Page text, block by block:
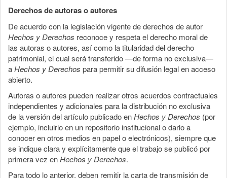
Derechos de autoras o autores
De acuerdo con la legislación vigente de derechos de autor
Hechos y Derechos reconoce y respeta el derecho moral de
las autoras o autores, así como la titularidad del derecho
patrimonial, el cual será transferido —de forma no exclusiva—
aHechos y Derechos para permitir su difusión legal en acceso
abierto.
Autoras o autores pueden realizar otros acuerdos contractuales
independientes y adicionales para la distribución no exclusiva
de la versión del artículo publicado enHechos y Derechos (por
ejemplo, incluirlo en un repositorio institucional o darlo a
conocer en otros medios en papel o electrónicos), siempre que
se indique clara y explícitamente que el trabajo se publicó por
primera vez enHechos y Derechos.
Para todo lo anterior, deben remitir la carta de transmisión de